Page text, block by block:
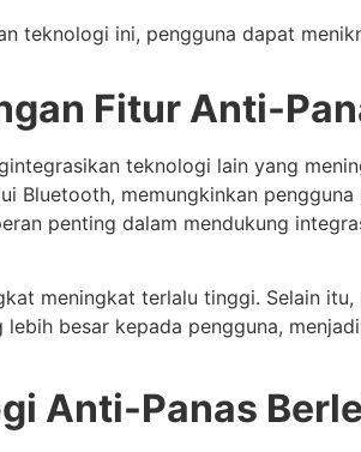
teknologi ini, pengguna dapat
Fitur Anti-
teknologi lain yang
Bluetooth, memungkinkan pengguna
penting dalam mendukung
meningkat terlalu tinggi. Selain
besar kepada pengguna,
Anti-Panas